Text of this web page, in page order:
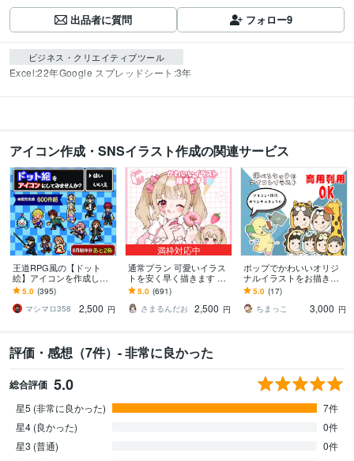
出品者に質問 フォロー9
ビジネス・クリエイティブツール
Excel:22年Google スプレッドシート:3年
アイコン作成・SNSイラスト作成の関連サービス
王道RPG風の【ドット
絵】アイコンを作成しま
す Twitch・配信にも！動
くGIFアニメ制作可/商用O
K
5.0 (395)
マシマロ358
2,500 円
満枠対応中
通常プラン 可愛いイラス
トを安く早く描きます 歌
ってみた、グッズなど…
用途に合わせた貴方だけ
のイラストを！
5.0 (691)
さまるんだお
2,500 円
ポップでかわいいオリジ
ナルイラストをお描きし
ます SNS・アイコン・挿
絵・動画用イラストにお
すすめ⭐︎
5.0 (17)
ちまっこ
3,000 円
評価・感想（7件）- 非常に良かった
総合評価 5.0
星5 (非常に良かった)
7件
星4 (良かった)
0件
星3 (普通)
0件